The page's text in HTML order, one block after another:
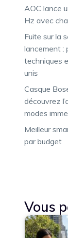
AOC lance
Hz avec
Fuite sur la
lancement :
techniques
unis
Casque
découvrez
modes
Meilleur
par budget
Vous